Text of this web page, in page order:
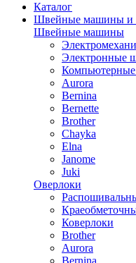
Каталог
Швейные машины и
Швейные машины
Электронные
Aurora
Bernina
Bernette
Brother
Chayka
Elna
Janome
Juki
Оверлоки
Коверлоки
Brother
Aurora
Bernina